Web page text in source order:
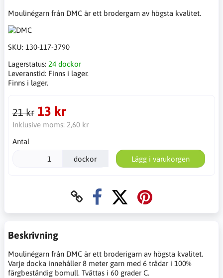
Moulinégarn från DMC är ett brodergarn av högsta kvalitet.
SKU: 130-117-3790
Lagerstatus: 24 dockor
Leveranstid: Finns i lager.
Finns i lager.
21 kr 13 kr
Inklusive moms: 2,60 kr
Antal
dockor Lägg i varukorgen
Beskrivning
Moulinégarn från DMC är ett broderigarn av högsta kvalitet.
Varje docka innehåller 8 meter garn med 6 trådar i 100%
färgbeständig bomull. Tvättas i 60 grader C.